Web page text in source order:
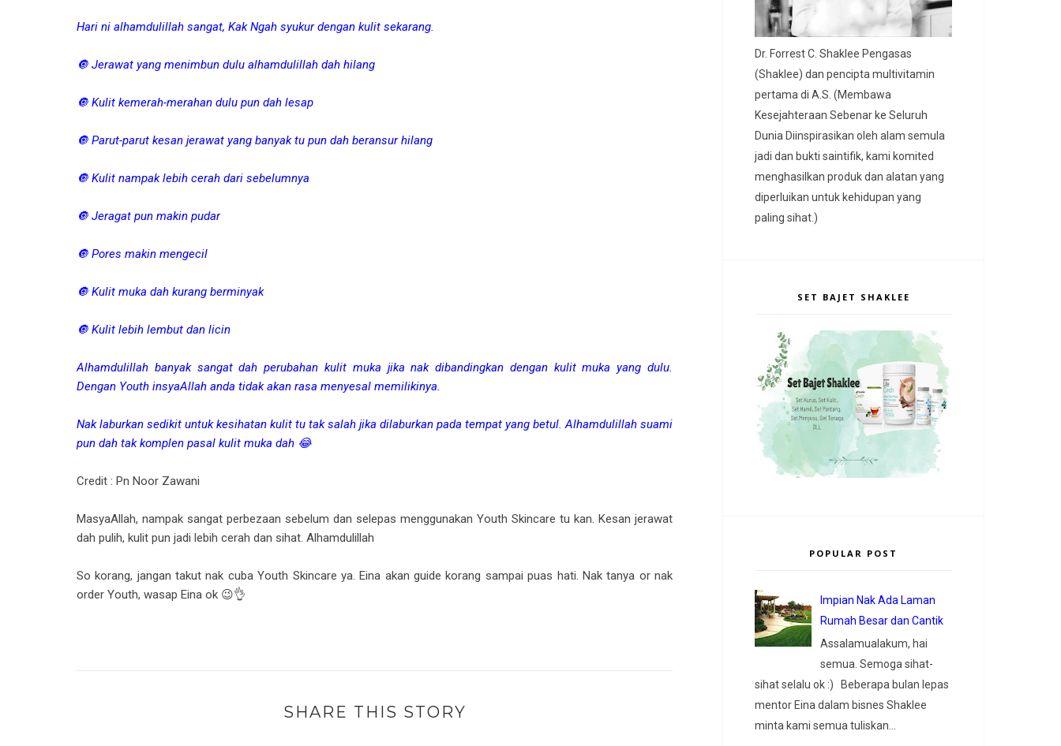
Hari ni alhamdulillah sangat, Kak Ngah syukur dengan kulit sekarang.
🔘 Jerawat yang menimbun dulu alhamdulillah dah hilang
🔘 Kulit kemerah-merahan dulu pun dah lesap
🔘 Parut-parut kesan jerawat yang banyak tu pun dah beransur hilang
🔘 Kulit nampak lebih cerah dari sebelumnya
🔘 Jeragat pun makin pudar
🔘 Pores makin mengecil
🔘 Kulit muka dah kurang berminyak
🔘 Kulit lebih lembut dan licin
Alhamdulillah banyak sangat dah perubahan kulit muka jika nak dibandingkan dengan kulit muka yang dulu.
Dengan Youth insyaAllah anda tidak akan rasa menyesal memilikinya.
Nak laburkan sedikit untuk kesihatan kulit tu tak salah jika dilaburkan pada tempat yang betul. Alhamdulillah suami
pun dah tak komplen pasal kulit muka dah 😂
Credit : Pn Noor Zawani
MasyaAllah, nampak sangat perbezaan sebelum dan selepas menggunakan Youth Skincare tu kan. Kesan jerawat
dah pulih, kulit pun jadi lebih cerah dan sihat. Alhamdulillah
So korang, jangan takut nak cuba Youth Skincare ya. Eina akan guide korang sampai puas hati. Nak tanya or nak
order Youth, wasap Eina ok 😉👌
SHARE THIS STORY
Dr. Forrest C. Shaklee Pengasas
(Shaklee) dan pencipta multivitamin
pertama di A.S. (Membawa
Kesejahteraan Sebenar ke Seluruh
Dunia Diinspirasikan oleh alam semula
jadi dan bukti saintifik, kami komited
menghasilkan produk dan alatan yang
diperluikan untuk kehidupan yang
paling sihat.)
SET BAJET SHAKLEE
POPULAR POST
Impian Nak Ada Laman
Rumah Besar dan Cantik
Assalamualakum, hai
semua. Semoga sihat-
sihat selalu ok :) Beberapa bulan lepas
mentor Eina dalam bisnes Shaklee
minta kami semua tuliskan...